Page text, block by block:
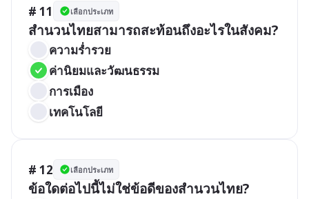
# 11 เลือกประเภท
สำนวนไทยสามารถสะท้อนถึงอะไรในสังคม?
ความร่ำรวย
ค่านิยมและวัฒนธรรม
การเมือง
เทคโนโลยี
# 12 เลือกประเภท
ข้อใดต่อไปนี้ไม่ใช่ข้อดีของสำนวนไทย?